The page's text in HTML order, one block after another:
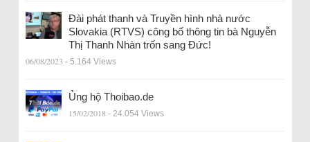
Đài phát thanh và Truyền hình nhà nước
Slovakia (RTVS) công bố thông tin bà Nguyễn
Thị Thanh Nhàn trốn sang Đức!
06/08/2023 - 5.164 Views
Ủng hộ Thoibao.de
15/02/2018 - 24.054 Views